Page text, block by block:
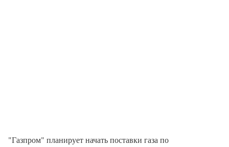
"Газпром" планирует начать поставки газа по